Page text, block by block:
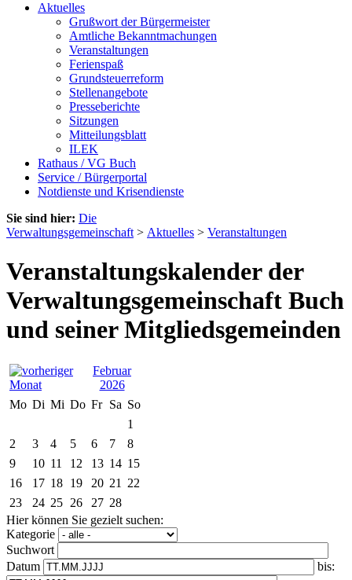
Aktuelles
Grußwort der Bürgermeister
Amtliche Bekanntmachungen
Veranstaltungen
Ferienspaß
Grundsteuerreform
Stellenangebote
Presseberichte
Sitzungen
Mitteilungsblatt
ILEK
Rathaus / VG Buch
Service / Bürgerportal
Notdienste und Krisendienste
Sie sind hier: Die
Verwaltungsgemeinschaft > Aktuelles > Veranstaltungen
Veranstaltungskalender der
Verwaltungsgemeinschaft Buch
und seiner Mitgliedsgemeinden
Februar
2026
Mo Di Mi Do Fr Sa So
1
2
3 4 5 6 7
8
9
10 11 12 13 14 15
16
17 18 19 20 21
22
23
24 25 26 27 28
Hier können Sie gezielt suchen:
Kategorie
Suchwort
Datum
bis: